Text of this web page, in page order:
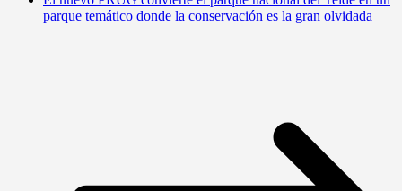
parque temático donde la conservación es la gran olvidada